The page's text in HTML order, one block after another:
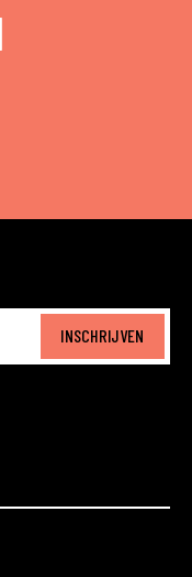
INSCHRIJVEN